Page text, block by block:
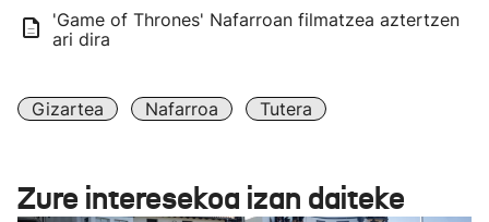
'Game of Thrones' Nafarroan filmatzea aztertzen
ari dira
Gizartea Nafarroa Tutera
Zure interesekoa izan daiteke